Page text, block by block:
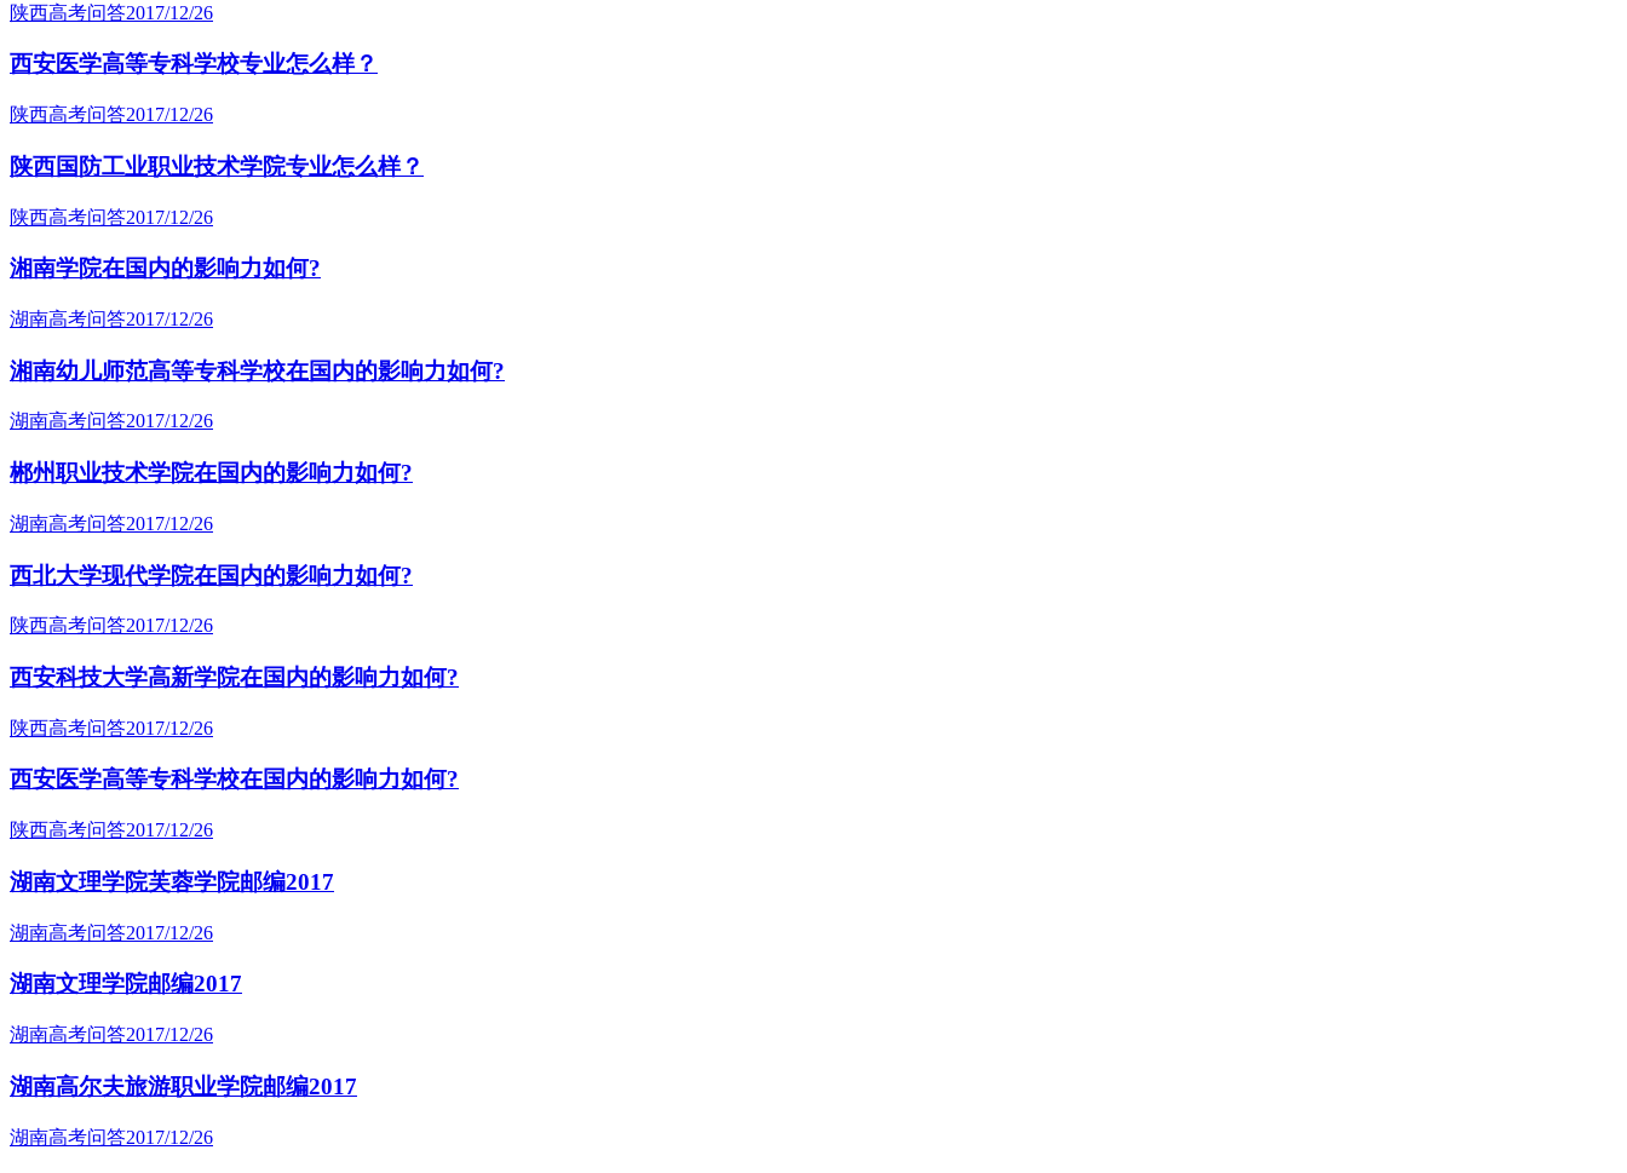
陕西高考问答2017/12/26
西安医学高等专科学校专业怎么样？
陕西高考问答2017/12/26
陕西国防工业职业技术学院专业怎么样？
陕西高考问答2017/12/26
湘南学院在国内的影响力如何?
湖南高考问答2017/12/26
湘南幼儿师范高等专科学校在国内的影响力如何?
湖南高考问答2017/12/26
郴州职业技术学院在国内的影响力如何?
湖南高考问答2017/12/26
西北大学现代学院在国内的影响力如何?
陕西高考问答2017/12/26
西安科技大学高新学院在国内的影响力如何?
陕西高考问答2017/12/26
西安医学高等专科学校在国内的影响力如何?
陕西高考问答2017/12/26
湖南文理学院芙蓉学院邮编2017
湖南高考问答2017/12/26
湖南文理学院邮编2017
湖南高考问答2017/12/26
湖南高尔夫旅游职业学院邮编2017
湖南高考问答2017/12/26